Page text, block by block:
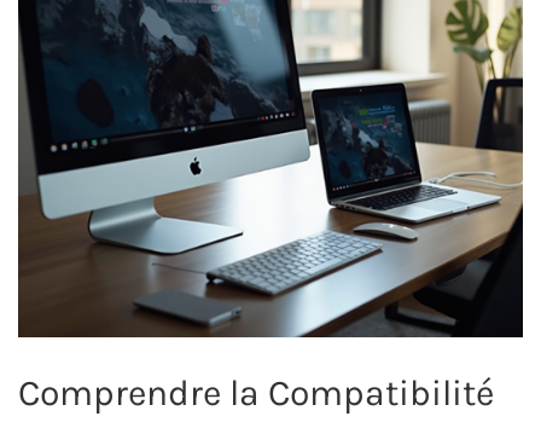
Comprendre la Compatibilité